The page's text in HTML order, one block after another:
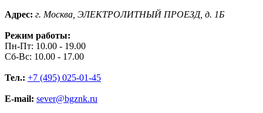
Адрес: г. Москва, ЭЛЕКТРОЛИТНЫЙ ПРОЕЗД, д. 1Б
Режим работы:
Пн-Пт: 10.00 - 19.00
Сб-Вс: 10.00 - 17.00
Тел.: +7 (495) 025-01-45
E-mail: sever@bgznk.ru